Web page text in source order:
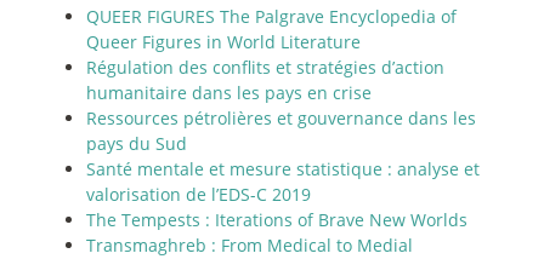
QUEER FIGURES The Palgrave Encyclopedia of
Queer Figures in World Literature
Régulation des conflits et stratégies d’action
humanitaire dans les pays en crise
Ressources pétrolières et gouvernance dans les
pays du Sud
Santé mentale et mesure statistique : analyse et
valorisation de l’EDS-C 2019
The Tempests : Iterations of Brave New Worlds
Transmaghreb : From Medical to Medial